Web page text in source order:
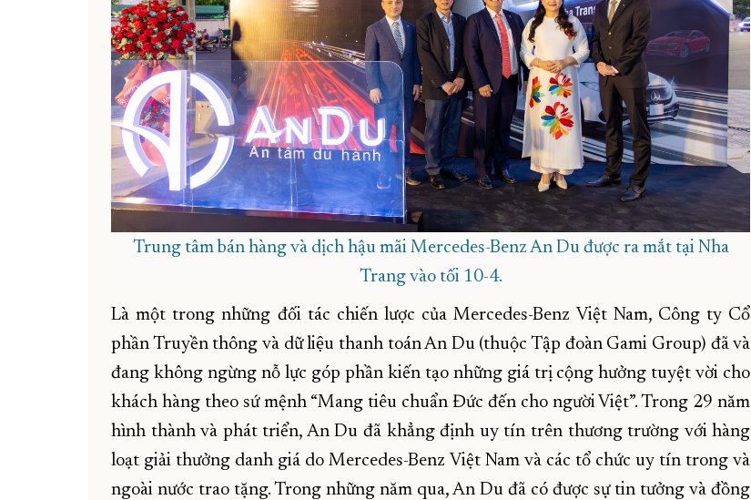
Trung tâm bán hàng và dịch hậu mãi Mercedes-Benz An Du được ra mắt tại Nha
Trang vào tối 10-4.
Là một trong những đối tác chiến lược của Mercedes-Benz Việt Nam, Công ty Cổ
phần Truyền thông và dữ liệu thanh toán An Du (thuộc Tập đoàn Gami Group) đã và
đang không ngừng nỗ lực góp phần kiến tạo những giá trị cộng hưởng tuyệt vời cho
khách hàng theo sứ mệnh “Mang tiêu chuẩn Đức đến cho người Việt”. Trong 29 năm
hình thành và phát triển, An Du đã khẳng định uy tín trên thương trường với hàng
loạt giải thưởng danh giá do Mercedes-Benz Việt Nam và các tổ chức uy tín trong và
ngoài nước trao tặng. Trong những năm qua, An Du đã có được sự tin tưởng và đồng